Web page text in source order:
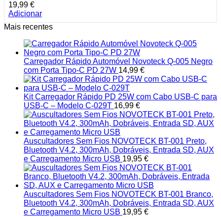
19,99 €
Adicionar
Mais recentes
Carregador Rápido Automóvel Novoteck Q-005 Negro
com Porta Tipo-C PD 27W 14,99 €
Kit Carregador Rápido PD 25W com Cabo USB-C para
USB-C – Modelo C-029T 16,99 €
Auscultadores Sem Fios NOVOTECK BT-001 Preto,
Bluetooth V4.2, 300mAh, Dobráveis, Entrada SD, AUX
e Carregamento Micro USB 19,95 €
Auscultadores Sem Fios NOVOTECK BT-001 Branco,
Bluetooth V4.2, 300mAh, Dobráveis, Entrada SD, AUX
e Carregamento Micro USB 19,95 €